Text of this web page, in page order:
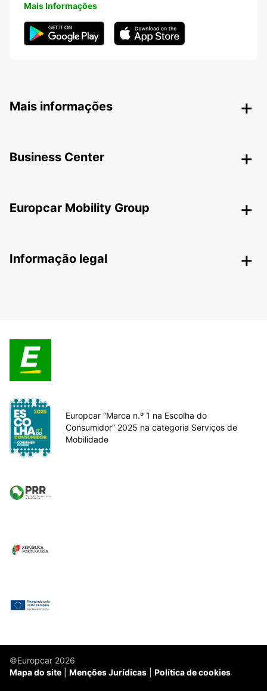
Mais Informações
Mais informações
Business Center
Europcar Mobility Group
Informação legal
Europcar “Marca n.º 1 na Escolha do
Consumidor” 2025 na categoria Serviços de
Mobilidade
©Europcar 2026
Mapa do site
Menções Jurídicas Política de cookies